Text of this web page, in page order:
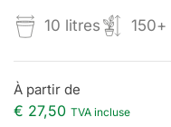
10 litres 150+
À partir de
€ 27,50 TVA incluse